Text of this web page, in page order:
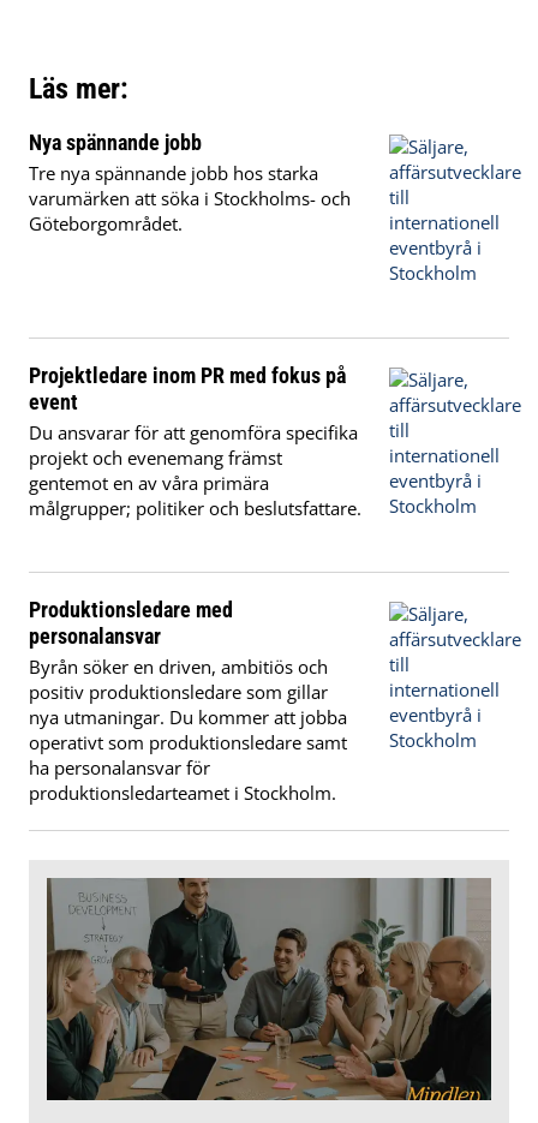
Läs mer:
Nya spännande jobb
Tre nya spännande jobb hos starka
varumärken att söka i Stockholms- och
Göteborgområdet.
Projektledare inom PR med fokus på
event
Du ansvarar för att genomföra specifika
projekt och evenemang främst
gentemot en av våra primära
målgrupper; politiker och beslutsfattare.
Produktionsledare med
personalansvar
Byrån söker en driven, ambitiös och
positiv produktionsledare som gillar
nya utmaningar. Du kommer att jobba
operativt som produktionsledare samt
ha personalansvar för
produktionsledarteamet i Stockholm.